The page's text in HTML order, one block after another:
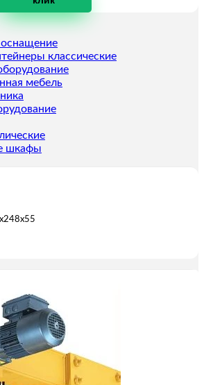
классические
мебель
шкафы